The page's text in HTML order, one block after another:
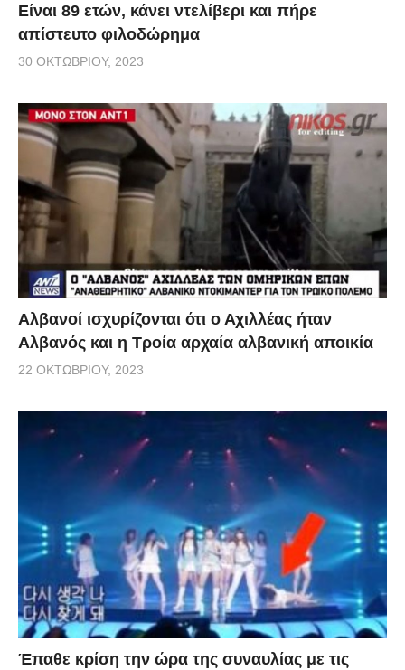
Είναι 89 ετών, κάνει ντελίβερι και πήρε
απίστευτο φιλοδώρημα
30 ΟΚΤΩΒΡΊΟΥ, 2023
Αλβανοί ισχυρίζονται ότι ο Αχιλλέας ήταν
Αλβανός και η Τροία αρχαία αλβανική αποικία
22 ΟΚΤΩΒΡΊΟΥ, 2023
Έπαθε κρίση την ώρα της συναυλίας με τις